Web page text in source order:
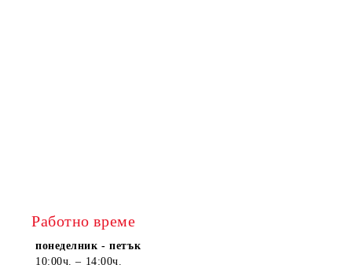
Работно време
понеделник - петък
10:00ч. – 14:00ч.